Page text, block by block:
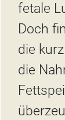
fetale
Doch
die
die